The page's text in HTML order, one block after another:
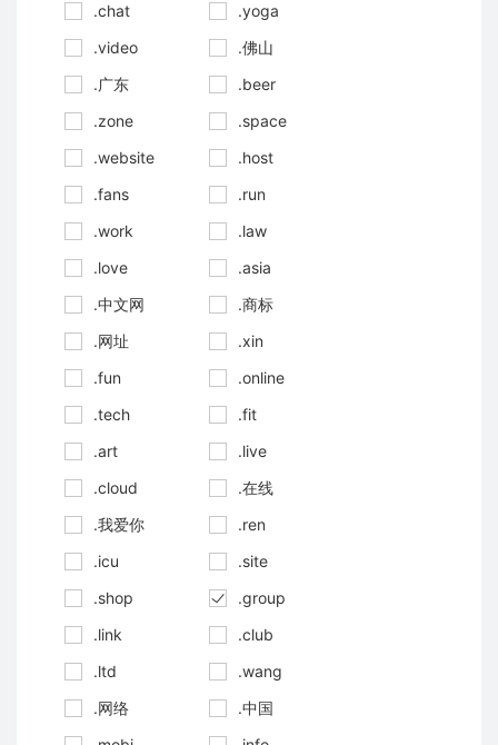
.chat
.yoga
.video
.佛山
.广东
.beer
.zone
.space
.website
.host
.fans
.run
.work
.law
.love
.asia
.中文网
.商标
.网址
.xin
.fun
.online
.tech
.fit
.art
.live
.cloud
.在线
.我爱你
.ren
.icu
.site
.shop
.group
.link
.club
.ltd
.wang
.网络
.中国